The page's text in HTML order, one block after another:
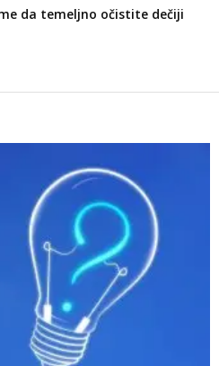
da temeljno očistite dečiji